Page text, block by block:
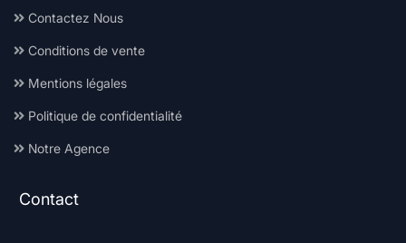
Contactez Nous
Conditions de vente
Mentions légales
Politique de confidentialité
Notre Agence
Contact